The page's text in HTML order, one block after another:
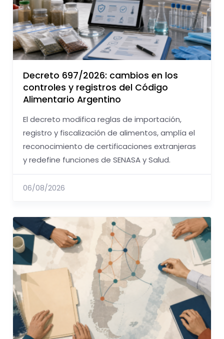
Decreto 697/2026: cambios en los
controles y registros del Código
Alimentario Argentino
El decreto modifica reglas de importación,
registro y fiscalización de alimentos, amplía el
reconocimiento de certificaciones extranjeras
y redefine funciones de SENASA y Salud.
06/08/2026